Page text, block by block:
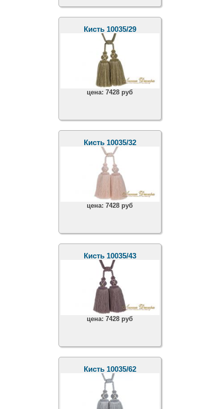
Кисть 10035/29
цена:7428 руб
Кисть 10035/32
цена:7428 руб
Кисть 10035/43
цена:7428 руб
Кисть 10035/62